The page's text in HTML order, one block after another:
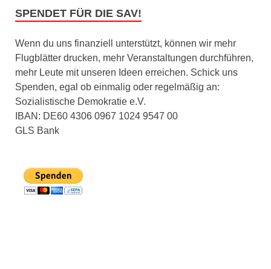
SPENDET FÜR DIE SAV!
Wenn du uns finanziell unterstützt, können wir mehr
Flugblätter drucken, mehr Veranstaltungen durchführen,
mehr Leute mit unseren Ideen erreichen. Schick uns
Spenden, egal ob einmalig oder regelmäßig an:
Sozialistische Demokratie e.V.
IBAN: DE60 4306 0967 1024 9547 00
GLS Bank